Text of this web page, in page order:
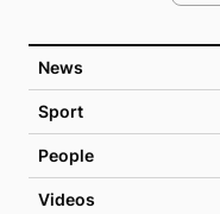
News
Sport
People
Videos